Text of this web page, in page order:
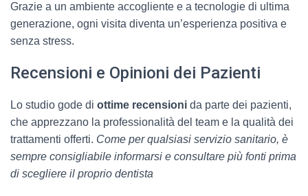
Grazie a un ambiente accogliente e a tecnologie di ultima
generazione, ogni visita diventa un’esperienza positiva e
senza stress.
Recensioni e Opinioni dei Pazienti
Lo studio gode di ottime recensioni da parte dei pazienti,
che apprezzano la professionalità del team e la qualità dei
trattamenti offerti. Come per qualsiasi servizio sanitario, è
sempre consigliabile informarsi e consultare più fonti prima
di scegliere il proprio dentista